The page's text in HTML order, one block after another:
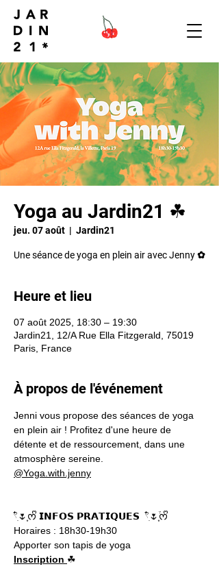
Yoga au Jardin21 ☘︎
jeu. 07 août
  |
Jardin21
Une séance de yoga en plein air avec Jenny ✿
Heure et lieu
07 août 2025, 18:30 – 19:30
Jardin21, 12/A Rue Ella Fitzgerald, 75019
Paris, France
À propos de l'événement
Jenni vous propose des séances de yoga
en plein air ! Profitez d'une heure de
détente et de ressourcement, dans une
atmosphère sereine.
@Yoga.with.jenny
𓍢ִ໋🌷͙ᰔᩚ 𝗜𝗡𝗙𝗢𝗦 𝗣𝗥𝗔𝗧𝗜𝗤𝗨𝗘𝗦  𓍢ִ໋🌷͙֒ᰔᩚ
Horaires : 18h30-19h30
Apporter son tapis de yoga
Inscription ☘︎